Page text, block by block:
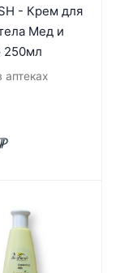
- Крем для
Мед и
250мл
аптеках
₽